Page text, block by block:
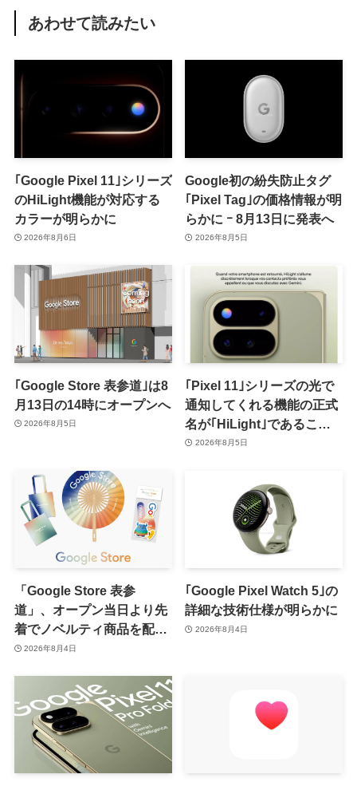
あわせて読みたい
｢Google Pixel 11｣シリーズ
のHiLight機能が対応する
カラーが明らかに
2026年8月6日
Google初の紛失防止タグ
｢Pixel Tag｣の価格情報が明
らかに ｰ 8月13日に発表へ
2026年8月5日
｢Google Store 表参道｣は8
月13日の14時にオープンへ
2026年8月5日
｢Pixel 11｣シリーズの光で
通知してくれる機能の正式
名が｢HiLight｣であること
が確認される
2026年8月5日
「Google Store 表参
道」、オープン当日より先
着でノベルティ商品を配布
へ2026年8月4日
｢Google Pixel Watch 5｣の
詳細な技術仕様が明らかに
2026年8月4日